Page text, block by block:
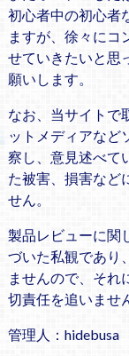
初心者中の初心者
ますが、徐々にコ
せていきたいと思
願いします。
なお、当サイトで
ットメディアなど
察し、意見述べて
た被害、損害など
せん。
製品レビューに関
づいた私観であり
ませんので、それ
切責任を追いませ
管理人：hidebusa